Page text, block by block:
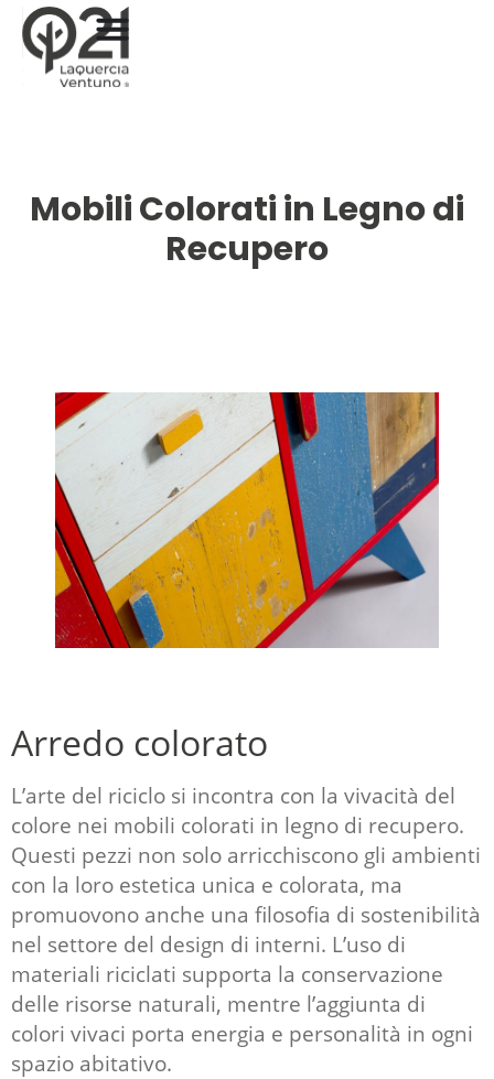
Mobili Colorati in Legno di
Recupero
Arredo colorato
L’arte del riciclo si incontra con la vivacità del
colore nei mobili colorati in legno di recupero.
Questi pezzi non solo arricchiscono gli ambienti
con la loro estetica unica e colorata, ma
promuovono anche una filosofia di sostenibilità
nel settore del design di interni. L’uso di
materiali riciclati supporta la conservazione
delle risorse naturali, mentre l’aggiunta di
colori vivaci porta energia e personalità in ogni
spazio abitativo.